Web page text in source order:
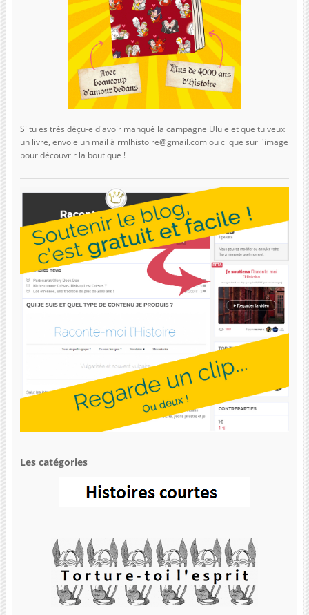
Si tu es très déçu-e d'avoir manqué la campagne Ulule et que tu veux
un livre, envoie un mail à rmlhistoire@gmail.com ou clique sur l'image
pour découvrir la boutique !
Les catégories